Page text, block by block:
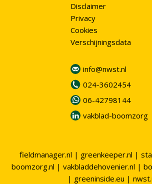
Disclaimer
Privacy
Cookies
Verschijningsdata
info@nwst.nl
024-3602454
06-42798144
vakblad-boomzorg
fieldmanager.nl | greenkeeper.nl |
boomzorg.nl | vakbladdehovenier.nl |
| greeninside.eu |